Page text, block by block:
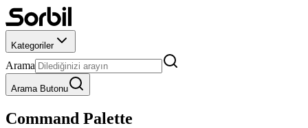
Kategoriler
Arama
Arama Butonu
Command Palette